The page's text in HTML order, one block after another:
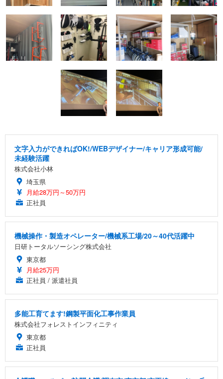
文字入力ができればOK!/WEBデザイナー/キャリア形成可能/
未経験活躍
株式会社小林
埼玉県
月給28万円～50万円
正社員
機械操作・製造オペレーター/機械系工場/20～40代活躍中
日研トータルソーシング株式会社
東京都
月給25万円
正社員 / 派遣社員
多能工育てます!鋼製平面化工事作業員
株式会社フォレストインフィニティ
東京都
正社員